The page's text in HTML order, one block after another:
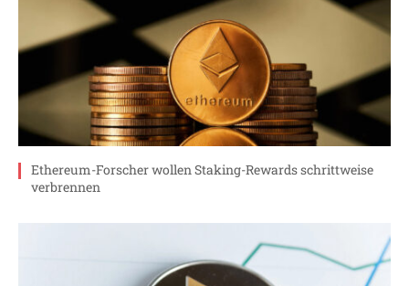
Ethereum-Forscher wollen Staking-Rewards schrittweise
verbrennen